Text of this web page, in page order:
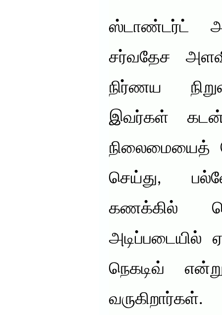
ஸ்டாண்டர்ட்
சர்வதேச
நிர்ணய
இவர்கள் கடன்
நிலைமையைத்
செய்து,
கணக்கில்
அடிப்படையில்
நெகடிவ்
வருகிறார்கள்.